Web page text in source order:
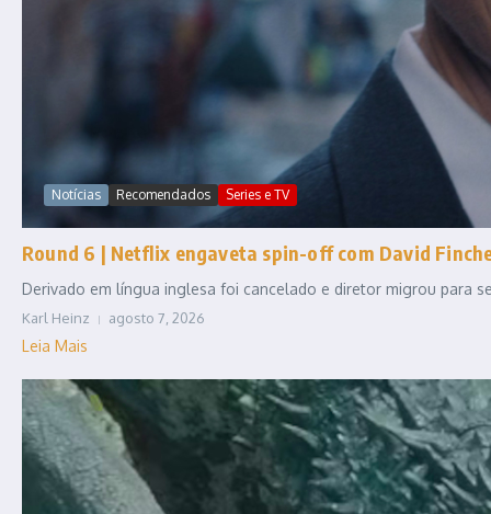
Notícias Recomendados Series e TV
Round 6 | Netflix engaveta spin-off com David
Derivado em língua inglesa foi cancelado e diretor migrou para
Karl Heinz agosto 7, 2026
Leia Mais